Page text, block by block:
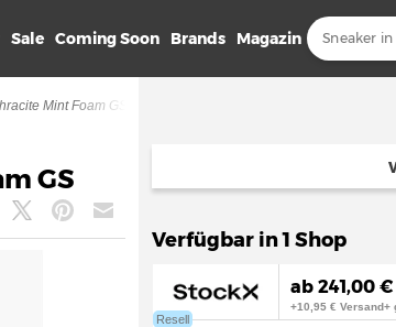
Sale Coming Soon Brands Magazin
Mint Foam GS
GS
Verfügbar in 1 Shop
Resell
ab 241,00 €
+10,95 € Versand+